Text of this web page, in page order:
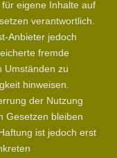
eigene Inhalte auf
verantwortlich.
Anbieter jedoch
fremde
Umständen zu
hinweisen.
der Nutzung
Gesetzen bleiben
ist jedoch erst